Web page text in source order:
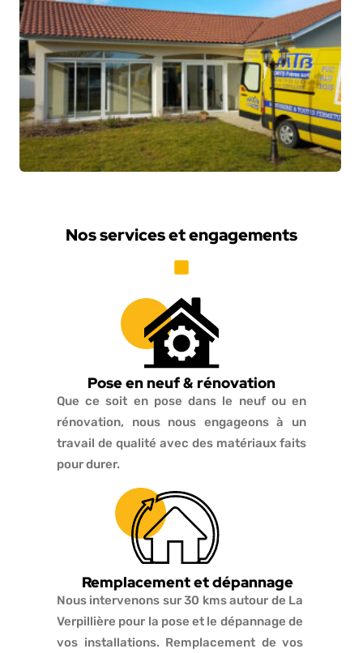
Nos services et engagements
Pose en neuf & rénovation
Que ce soit en pose dans le neuf ou en
rénovation, nous nous engageons à un
travail de qualité avec des matériaux faits
pour durer.
Remplacement et dépannage
Nous intervenons sur 30 kms autour de La
Verpillière pour la pose et le dépannage de
vos installations. Remplacement de vos